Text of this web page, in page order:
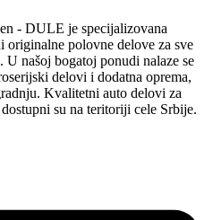
- DULE je specijalizovana
polovne delove za sve
našoj bogatoj ponudi nalaze se
delovi i dodatna oprema,
Kvalitetni auto delovi za
su na teritoriji cele Srbije.